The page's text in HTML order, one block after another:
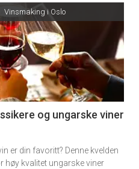
Vinsmaking i Oslo
og ungarske viner
er din favoritt? Denne kvelden
høy kvalitet ungarske viner